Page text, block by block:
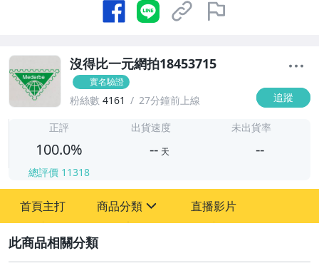
沒得比一元網拍18453715
實名驗證
粉絲數 4161 27分鐘前上線 追蹤
正評
100.0%
總評價 11318
出貨速度
-- 天
未出貨率
--
首頁主打 商品分類
圖書/影音/文具
直播影片